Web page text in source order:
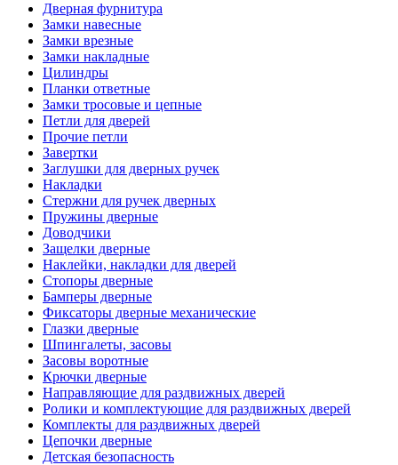
Дверная фурнитура
Замки навесные
Замки врезные
Замки накладные
Цилиндры
Планки ответные
Замки тросовые и цепные
Петли для дверей
Прочие петли
Завертки
Заглушки для дверных ручек
Накладки
Стержни для ручек дверных
Пружины дверные
Доводчики
Защелки дверные
Наклейки, накладки для дверей
Стопоры дверные
Бамперы дверные
Фиксаторы дверные механические
Глазки дверные
Шпингалеты, засовы
Засовы воротные
Крючки дверные
Направляющие для раздвижных дверей
Ролики и комплектующие для раздвижных дверей
Комплекты для раздвижных дверей
Цепочки дверные
Детская безопасность